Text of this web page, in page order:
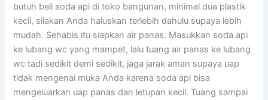
butuh beli soda api di toko bangunan, minimal dua plastik
kecil, silakan Anda haluskan terlebih dahulu supaya lebih
mudah. Sehabis itu siapkan air panas. Masukkan soda api
ke lubang wc yang mampet, lalu tuang air panas ke lubang
wc tadi sedikit demi sedikit, jaga jarak aman supaya uap
tidak mengenai muka Anda karena soda api bisa
mengeluarkan uap panas dan letupan kecil. Tuang sampai